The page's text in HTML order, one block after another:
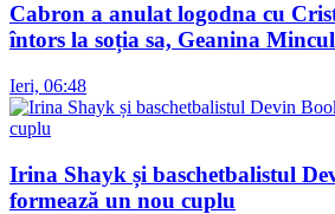
Cabron a anulat logodna cu
întors la soția sa, Geanina
Ieri, 06:48
Irina Shayk și baschetbalistul
formează un nou cuplu